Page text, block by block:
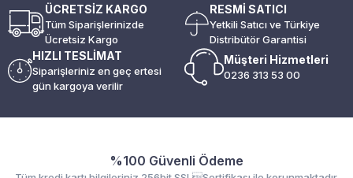
ÜCRETSİZ KARGO
Tüm Siparişlerinizde
Ücretsiz Kargo
RESMİ SATICI
Yetkili Satıcı ve Türkiye
Distribütör Garantisi
HIZLI TESLİMAT
Siparişleriniz en geç ertesi
gün kargoya verilir
Müşteri Hizmetleri
0236 313 53 00
%100 Güvenli Ödeme